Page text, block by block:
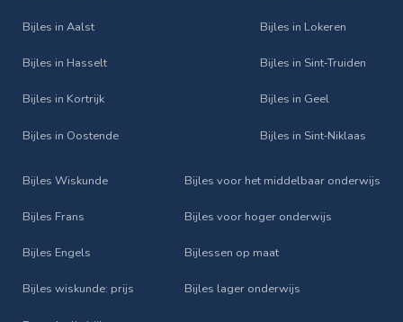
Bijles in Aalst
Bijles in Hasselt
Bijles in Kortrijk
Bijles in Oostende
Bijles in Lokeren
Bijles in Sint‑Truiden
Bijles in Geel
Bijles in Sint‑Niklaas
Bijles Wiskunde
Bijles Frans
Bijles Engels
Bijles wiskunde: prijs
Bijles voor het middelbaar onderwijs
Bijles voor hoger onderwijs
Bijlessen op maat
Bijles lager onderwijs